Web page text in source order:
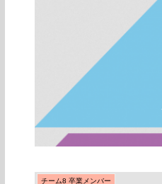
チーム8 卒業メンバー